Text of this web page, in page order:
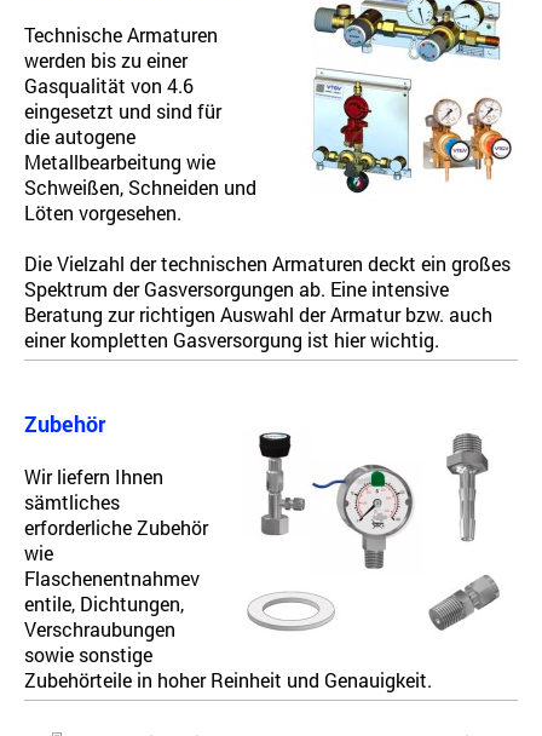
Technische Armaturen
werden bis zu einer
Gasqualität von 4.6
eingesetzt und sind für
die autogene
Metallbearbeitung wie
Schweißen, Schneiden und
Löten vorgesehen.
Die Vielzahl der technischen Armaturen deckt ein großes
Spektrum der Gasversorgungen ab. Eine intensive
Beratung zur richtigen Auswahl der Armatur bzw. auch
einer kompletten Gasversorgung ist hier wichtig.
Zubehör
Wir liefern Ihnen
sämtliches
erforderliche Zubehör
wie
Flaschenentnahmev
entile, Dichtungen,
Verschraubungen
sowie sonstige
Zubehörteile in hoher Reinheit und Genauigkeit.